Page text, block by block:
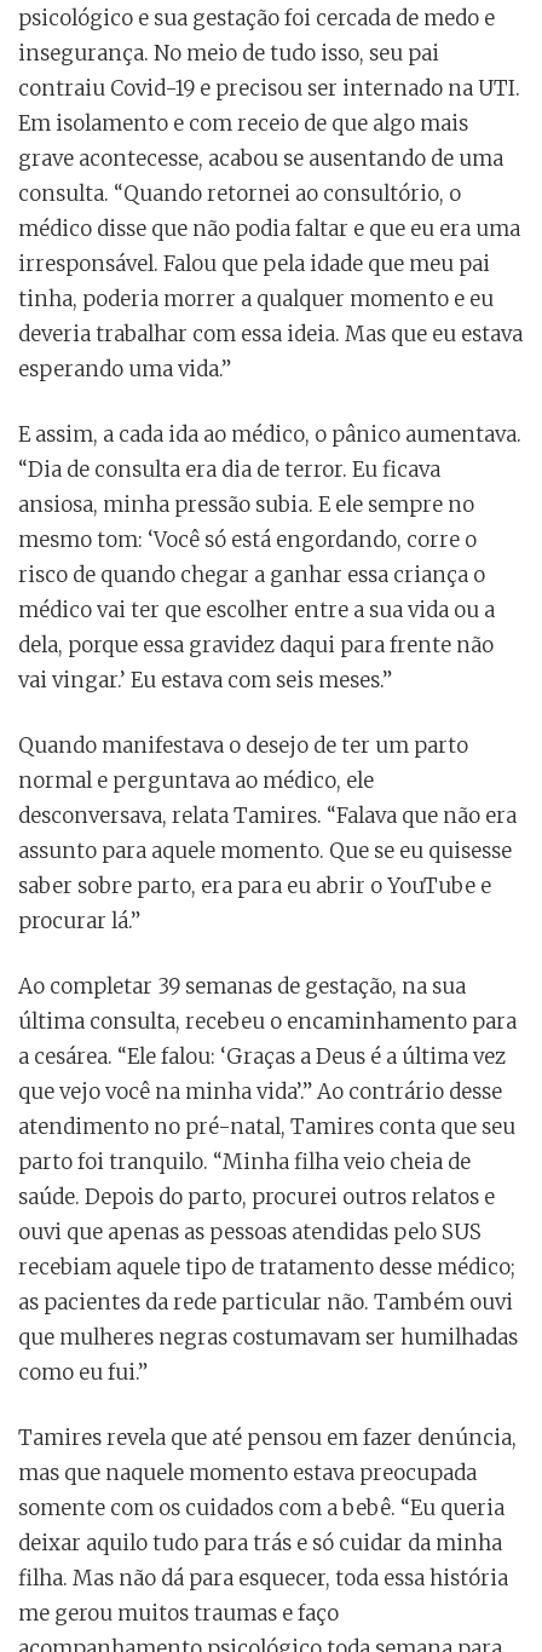
psicológico e sua gestação foi cercada de medo e
insegurança. No meio de tudo isso, seu pai
contraiu Covid-19 e precisou ser internado na UTI.
Em isolamento e com receio de que algo mais
grave acontecesse, acabou se ausentando de uma
consulta. “Quando retornei ao consultório, o
médico disse que não podia faltar e que eu era uma
irresponsável. Falou que pela idade que meu pai
tinha, poderia morrer a qualquer momento e eu
deveria trabalhar com essa ideia. Mas que eu estava
esperando uma vida.”
E assim, a cada ida ao médico, o pânico aumentava.
“Dia de consulta era dia de terror. Eu ficava
ansiosa, minha pressão subia. E ele sempre no
mesmo tom: ‘Você só está engordando, corre o
risco de quando chegar a ganhar essa criança o
médico vai ter que escolher entre a sua vida ou a
dela, porque essa gravidez daqui para frente não
vai vingar.’ Eu estava com seis meses.”
Quando manifestava o desejo de ter um parto
normal e perguntava ao médico, ele
desconversava, relata Tamires. “Falava que não era
assunto para aquele momento. Que se eu quisesse
saber sobre parto, era para eu abrir o YouTube e
procurar lá.”
Ao completar 39 semanas de gestação, na sua
última consulta, recebeu o encaminhamento para
a cesárea. “Ele falou: ‘Graças a Deus é a última vez
que vejo você na minha vida’.” Ao contrário desse
atendimento no pré-natal, Tamires conta que seu
parto foi tranquilo. “Minha filha veio cheia de
saúde. Depois do parto, procurei outros relatos e
ouvi que apenas as pessoas atendidas pelo SUS
recebiam aquele tipo de tratamento desse médico;
as pacientes da rede particular não. Também ouvi
que mulheres negras costumavam ser humilhadas
como eu fui.”
Tamires revela que até pensou em fazer denúncia,
mas que naquele momento estava preocupada
somente com os cuidados com a bebê. “Eu queria
deixar aquilo tudo para trás e só cuidar da minha
filha. Mas não dá para esquecer, toda essa história
me gerou muitos traumas e faço